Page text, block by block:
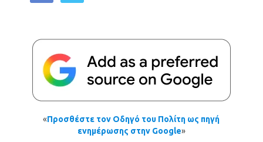
«Προσθέστε τον Οδηγό του Πολίτη ως πηγή
ενημέρωσης στην Google»